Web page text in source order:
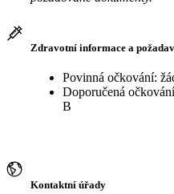
Zdravotní informace a
Povinná očkování:
Doporučená
B
Kontaktní úřady